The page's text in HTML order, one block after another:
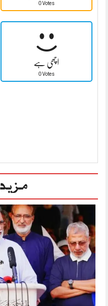
0 Votes
اچھی ہے
0 Votes